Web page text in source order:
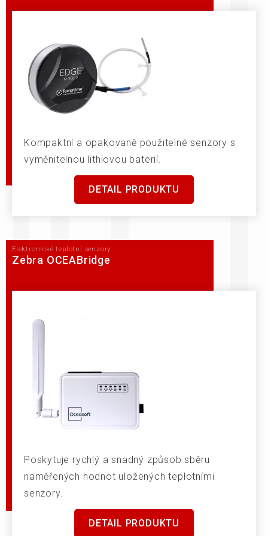
Kompaktní a opakovaně použitelné senzory s
vyměnitelnou lithiovou baterií.
DETAIL PRODUKTU
Elektronické teplotní senzory
Zebra OCEABridge
Poskytuje rychlý a snadný způsob sběru
naměřených hodnot uložených teplotními
senzory.
DETAIL PRODUKTU